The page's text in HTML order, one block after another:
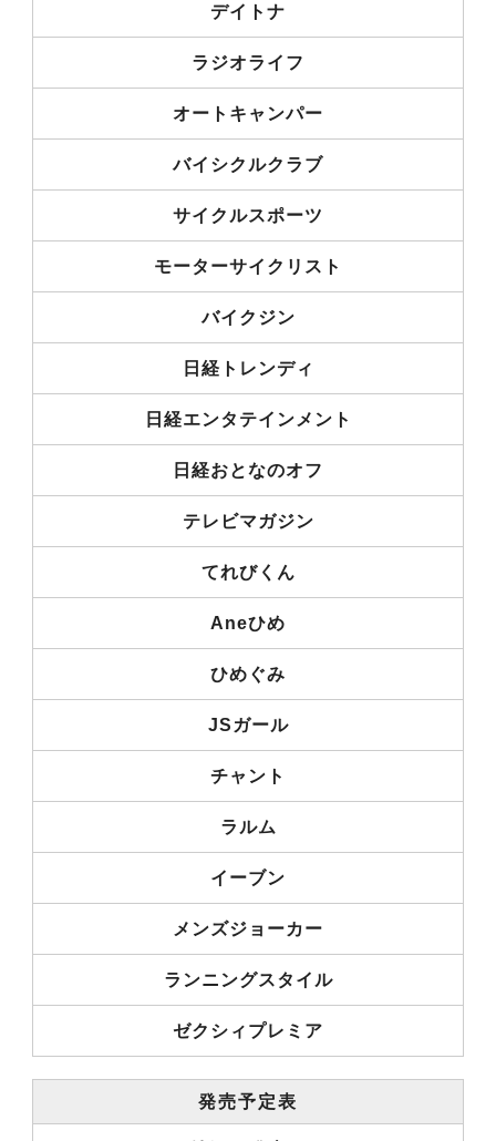
デイトナ
ラジオライフ
オートキャンパー
バイシクルクラブ
サイクルスポーツ
モーターサイクリスト
バイクジン
日経トレンディ
日経エンタテインメント
日経おとなのオフ
テレビマガジン
てれびくん
Aneひめ
ひめぐみ
JSガール
チャント
ラルム
イーブン
メンズジョーカー
ランニングスタイル
ゼクシィプレミア
発売予定表